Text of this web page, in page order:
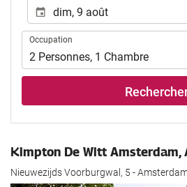
Occupation
Occupation
2 Personnes, 1 Chambre
Kimpton De Witt Amsterdam,
Nieuwezijds Voorburgwal, 5 -